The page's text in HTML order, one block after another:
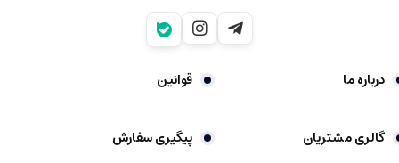
درباره ما قوانین
گالری مشتریان پیگیری سفارش